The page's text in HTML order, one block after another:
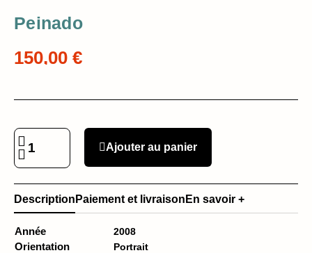
Peinado
150,00 €
Ajouter au panier
Description Paiement et livraison En savoir +
Année 2008
Orientation Portrait